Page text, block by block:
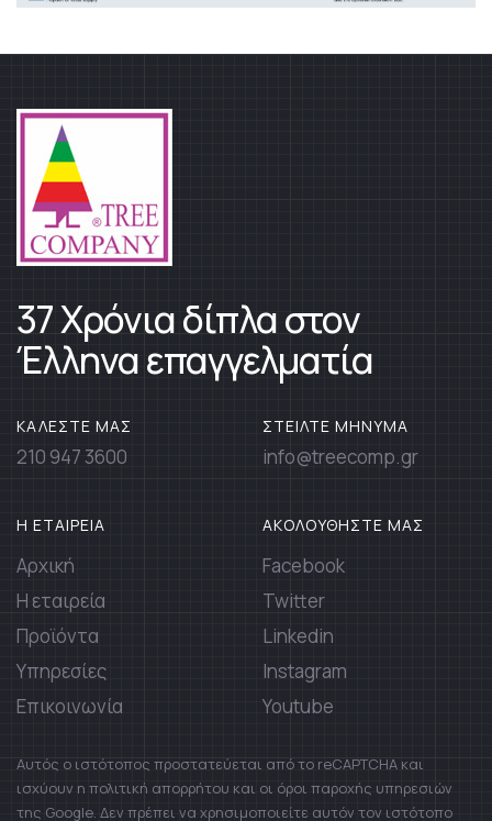
37 Χρόνια δίπλα στον
Έλληνα επαγγελματία
ΚΑΛΕΣΤΕ ΜΑΣ
210 947 3600
ΣΤΕΙΛΤΕ ΜΗΝΥΜΑ
info@treecomp.gr
Η ΕΤΑΙΡΕΙΑ
Αρχική
Η εταιρεία
Προϊόντα
Υπηρεσίες
Επικοινωνία
ΑΚΟΛΟΥΘΗΣΤΕ ΜΑΣ
Facebook
Twitter
Linkedin
Instagram
Youtube
Αυτός ο ιστότοπος προστατεύεται από το reCAPTCHA και
ισχύουν η πολιτική απορρήτου και οι όροι παροχής υπηρεσιών
της Google. Δεν πρέπει να χρησιμοποιείτε αυτόν τον ιστότοπο